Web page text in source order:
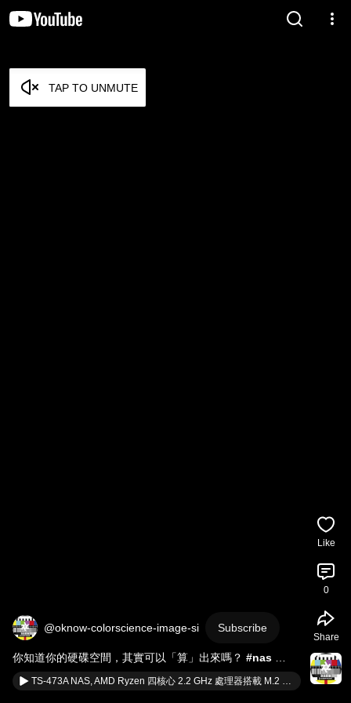
TAP TO UNMUTE
@oknow-colorscience-image-si Subscribe
你知道你的硬碟空間，其實可以「算」出來嗎？ #nas
#qnap
TS-473A NAS, AMD Ryzen 四核心 2.2 GHz 處理器搭載 M.2 NVMe SSD 快取槽和雙 PCIe 插槽 #qnap #nas
Like
0
Share